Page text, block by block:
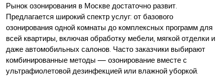
Рынок озонирования в Москве достаточно развит.
Предлагается широкий спектр услуг: от базового
озонирования одной комнаты до комплексных программ для
всей квартиры, включая обработку мебели, мягкой отделки и
даже автомобильных салонов. Часто заказчики выбирают
комбинированные методы — озонирование вместе с
ультрафиолетовой дезинфекцией или влажной уборкой.